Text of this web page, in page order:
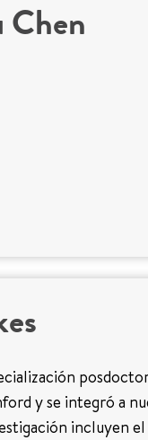
Chen
y se integró a
incluyen